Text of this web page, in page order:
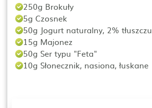
250g Brokuły
5g Czosnek
50g Jogurt naturalny, 2% tłuszczu
15g Majonez
50g Ser typu "Feta"
10g Słonecznik, nasiona, łuskane